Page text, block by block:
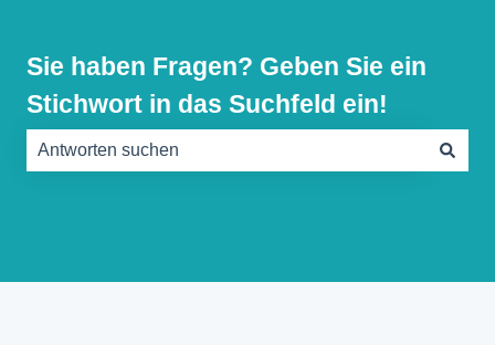
Sie haben Fragen? Geben Sie ein
Stichwort in das Suchfeld ein!